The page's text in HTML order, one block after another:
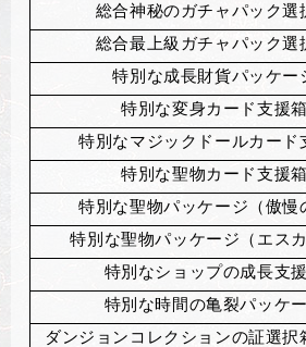
総合神秘のガチャパック選
総合最上級ガチャパック選
特別な成長財貨パッケー
特別な変身カード支援箱
特別なマジックドールカード
特別な聖物カード支援箱
特別な聖物パッケージ（傲慢
特別な聖物パッケージ（エスカ
特別なショップの成長支
特別な時間の亀裂パッケ
ダンジョンコレクションの証選択